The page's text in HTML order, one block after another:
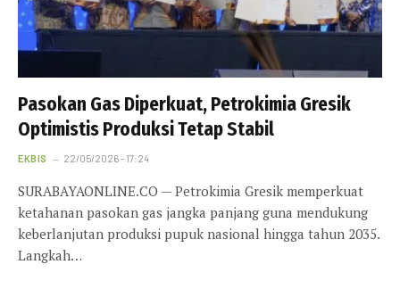
Pasokan Gas Diperkuat, Petrokimia Gresik
Optimistis Produksi Tetap Stabil
EKBIS 22/05/2026 - 17:24
SURABAYAONLINE.CO — Petrokimia Gresik memperkuat
ketahanan pasokan gas jangka panjang guna mendukung
keberlanjutan produksi pupuk nasional hingga tahun 2035.
Langkah…